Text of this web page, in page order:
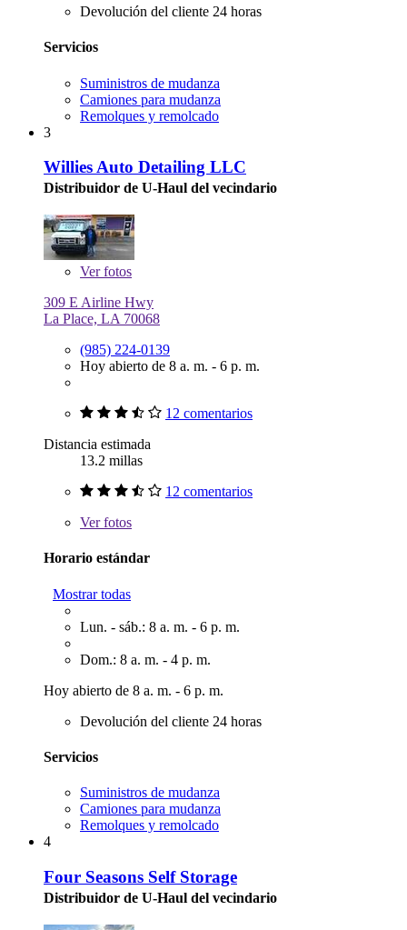
Devolución del cliente 24 horas
Servicios
Suministros de mudanza
Camiones para mudanza
Remolques y remolcado
3
Willies Auto Detailing LLC
Distribuidor de U-Haul del vecindario
Verfotos
309 E Airline Hwy
La Place, LA 70068
(985) 224-0139
Hoy abierto de 8 a. m. - 6 p. m.
12 comentarios
Distancia estimada
13.2 millas
12 comentarios
Verfotos
Horario estándar
Mostrar todas
Lun. - sáb.: 8 a. m. - 6 p. m.
Dom.: 8 a. m. - 4 p. m.
Hoy abierto de 8 a. m. - 6 p. m.
Devolución del cliente 24 horas
Servicios
Suministros de mudanza
Camiones para mudanza
Remolques y remolcado
4
Four Seasons Self Storage
Distribuidor de U-Haul del vecindario